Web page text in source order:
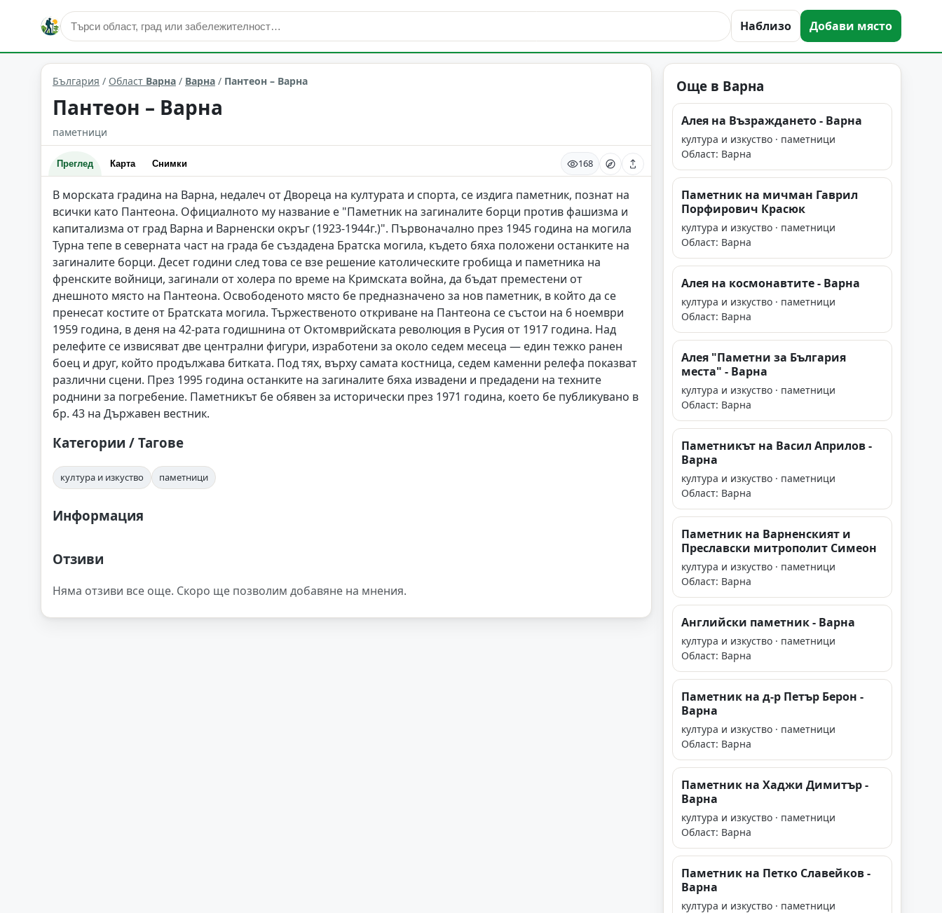
Наблизо Добави място
култура и изкуство Варна Област: Варна
България / Област Варна / Варна / Пантеон – Варна
Пантеон – Варна
паметници
Преглед Карта Снимки 168
В морската градина на Варна, недалеч от Двореца на културата и спорта, се издига паметник, познат на
всички като Пантеона. Официалното му название е "Паметник на загиналите борци против фашизма и
капитализма от град Варна и Варненски окръг (1923-1944г.)". Първоначално през 1945 година на могила
Турна тепе в северната част на града бе създадена Братска могила, където бяха положени останките на
загиналите борци. Десет години след това се взе решение католическите гробища и паметника на
френските войници, загинали от холера по време на Кримската война, да бъдат преместени от
днешното място на Пантеона. Освободеното място бе предназначено за нов паметник, в който да се
пренесат костите от Братската могила. Тържественото откриване на Пантеона се състои на 6 ноември
1959 година, в деня на 42-рата годишнина от Октомврийската революция в Русия от 1917 година. Над
релефите се извисяват две централни фигури, изработени за около седем месеца — един тежко ранен
боец и друг, който продължава битката. Под тях, върху самата костница, седем каменни релефа показват
различни сцени. През 1995 година останките на загиналите бяха извадени и предадени на техните
роднини за погребение. Паметникът бе обявен за исторически през 1971 година, което бе публикувано в
бр. 43 на Държавен вестник.
Категории / Тагове
култура и изкуство паметници
Информация
Отзиви
Няма отзиви все още. Скоро ще позволим добавяне на мнения.
Още в Варна
Алея на Възраждането - Варна
култура и изкуство · паметници
Област: Варна
Паметник на мичман Гаврил
Порфирович Красюк
култура и изкуство · паметници
Област: Варна
Алея на космонавтите - Варна
култура и изкуство · паметници
Област: Варна
Алея "Паметни за България
места" - Варна
култура и изкуство · паметници
Област: Варна
Паметникът на Васил Априлов -
Варна
култура и изкуство · паметници
Област: Варна
Паметник на Варненският и
Преславски митрополит Симеон
култура и изкуство · паметници
Област: Варна
Английски паметник - Варна
култура и изкуство · паметници
Област: Варна
Паметник на д-р Петър Берон -
Варна
култура и изкуство · паметници
Област: Варна
Паметник на Хаджи Димитър -
Варна
култура и изкуство · паметници
Област: Варна
Паметник на Петко Славейков -
Варна
култура и изкуство · паметници